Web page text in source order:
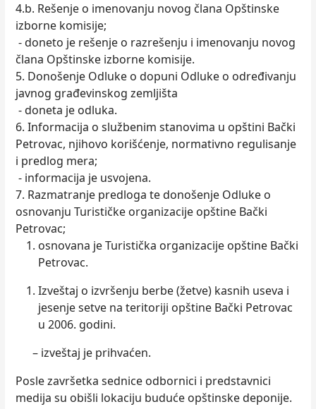
4.b. Rešenje o imenovanju novog člana Opštinske
izborne komisije;
- doneto je rešenje o razrešenju i imenovanju novog
člana Opštinske izborne komisije.
5. Donošenje Odluke o dopuni Odluke o određivanju
javnog građevinskog zemljišta
- doneta je odluka.
6. Informacija o službenim stanovima u opštini Bački
Petrovac, njihovo korišćenje, normativno regulisanje
i predlog mera;
- informacija je usvojena.
7. Razmatranje predloga te donošenje Odluke o
osnovanju Turističke organizacije opštine Bački
Petrovac;
osnovana je Turistička organizacije opštine Bački
Petrovac.
Izveštaj o izvršenju berbe (žetve) kasnih useva i
jesenje setve na teritoriji opštine Bački Petrovac
u 2006. godini.
– izveštaj je prihvaćen.
Posle završetka sednice odbornici i predstavnici
medija su obišli lokaciju buduće opštinske deponije.